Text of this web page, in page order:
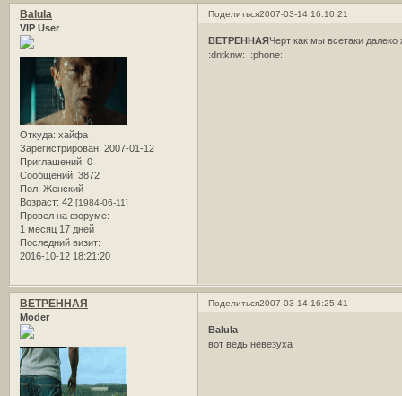
Поделиться2007-03-14 16:10:21
Balula
VIP User
Откуда: хайфа
Зарегистрирован: 2007-01-12
Приглашений: 0
Сообщений: 3872
Пол: Женский
Возраст: 42 [1984-06-11]
Провел на форуме:
1 месяц 17 дней
Последний визит:
2016-10-12 18:21:20
ВЕТРЕННАЯЧерт как мы всетаки
:dntknw: :phone:
Поделиться2007-03-14 16:25:41
ВЕТРЕННАЯ
Moder
Balula
вот ведь невезуха